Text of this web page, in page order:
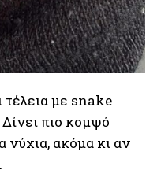
τέλεια με snake
Δίνει πιο κομψό
νύχια, ακόμα κι αν